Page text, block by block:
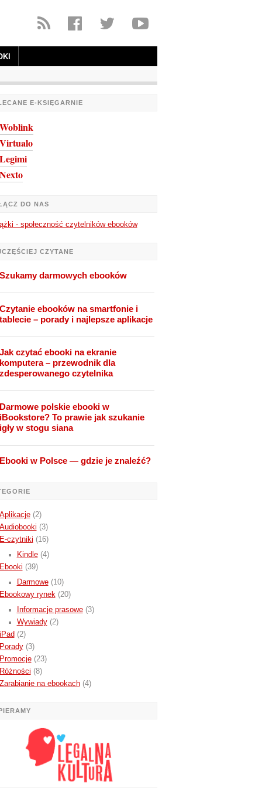
E-KSIĘGARNIE
DO NAS
- społeczność czytelników ebooków
CZYTANE
darmowych ebooków
ebooków na smartfonie i
– porady i najlepsze aplikacje
czytać ebooki na ekranie
– przewodnik dla
czytelnika
polskie ebooki w
To prawie jak szukanie
w stogu siana
w Polsce — gdzie je znaleźć?
(2)
(3)
czytniki (16)
Kindle(4)
(39)
Darmowe(10)
rynek (20)
Informacje prasowe(3)
Wywiady(2)
(2)
(3)
(23)
(8)
na ebookach(4)